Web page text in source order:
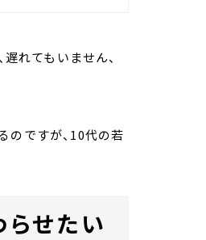
れてもいません、
のですが、10代の若
らせたい